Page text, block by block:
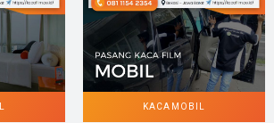
KACA MOBIL